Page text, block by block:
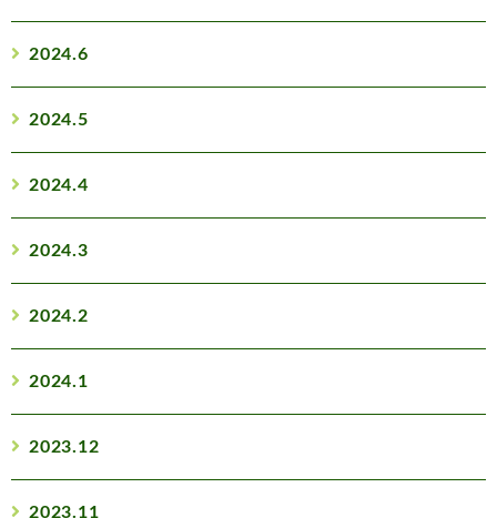
2024.6
2024.5
2024.4
2024.3
2024.2
2024.1
2023.12
2023.11